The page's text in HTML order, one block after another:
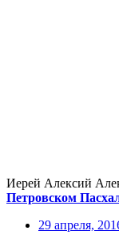
Иерей Алексий
Петровском
29 апреля,